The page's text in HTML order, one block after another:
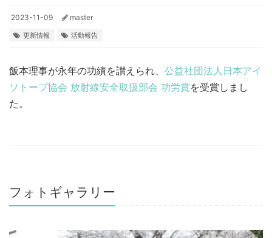
2023-11-09 master
更新情報 活動報告
飯本理事が永年の功績を讃えられ、 公益社団法人日本アイ
ソトープ協会 放射線安全取扱部会 功労賞を受賞しまし
た。
フォトギャラリー